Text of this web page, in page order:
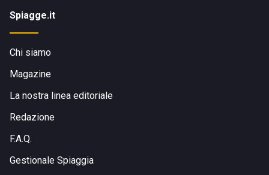
Spiagge.it
Chi siamo
Magazine
La nostra linea editoriale
Redazione
F.A.Q.
Gestionale Spiaggia